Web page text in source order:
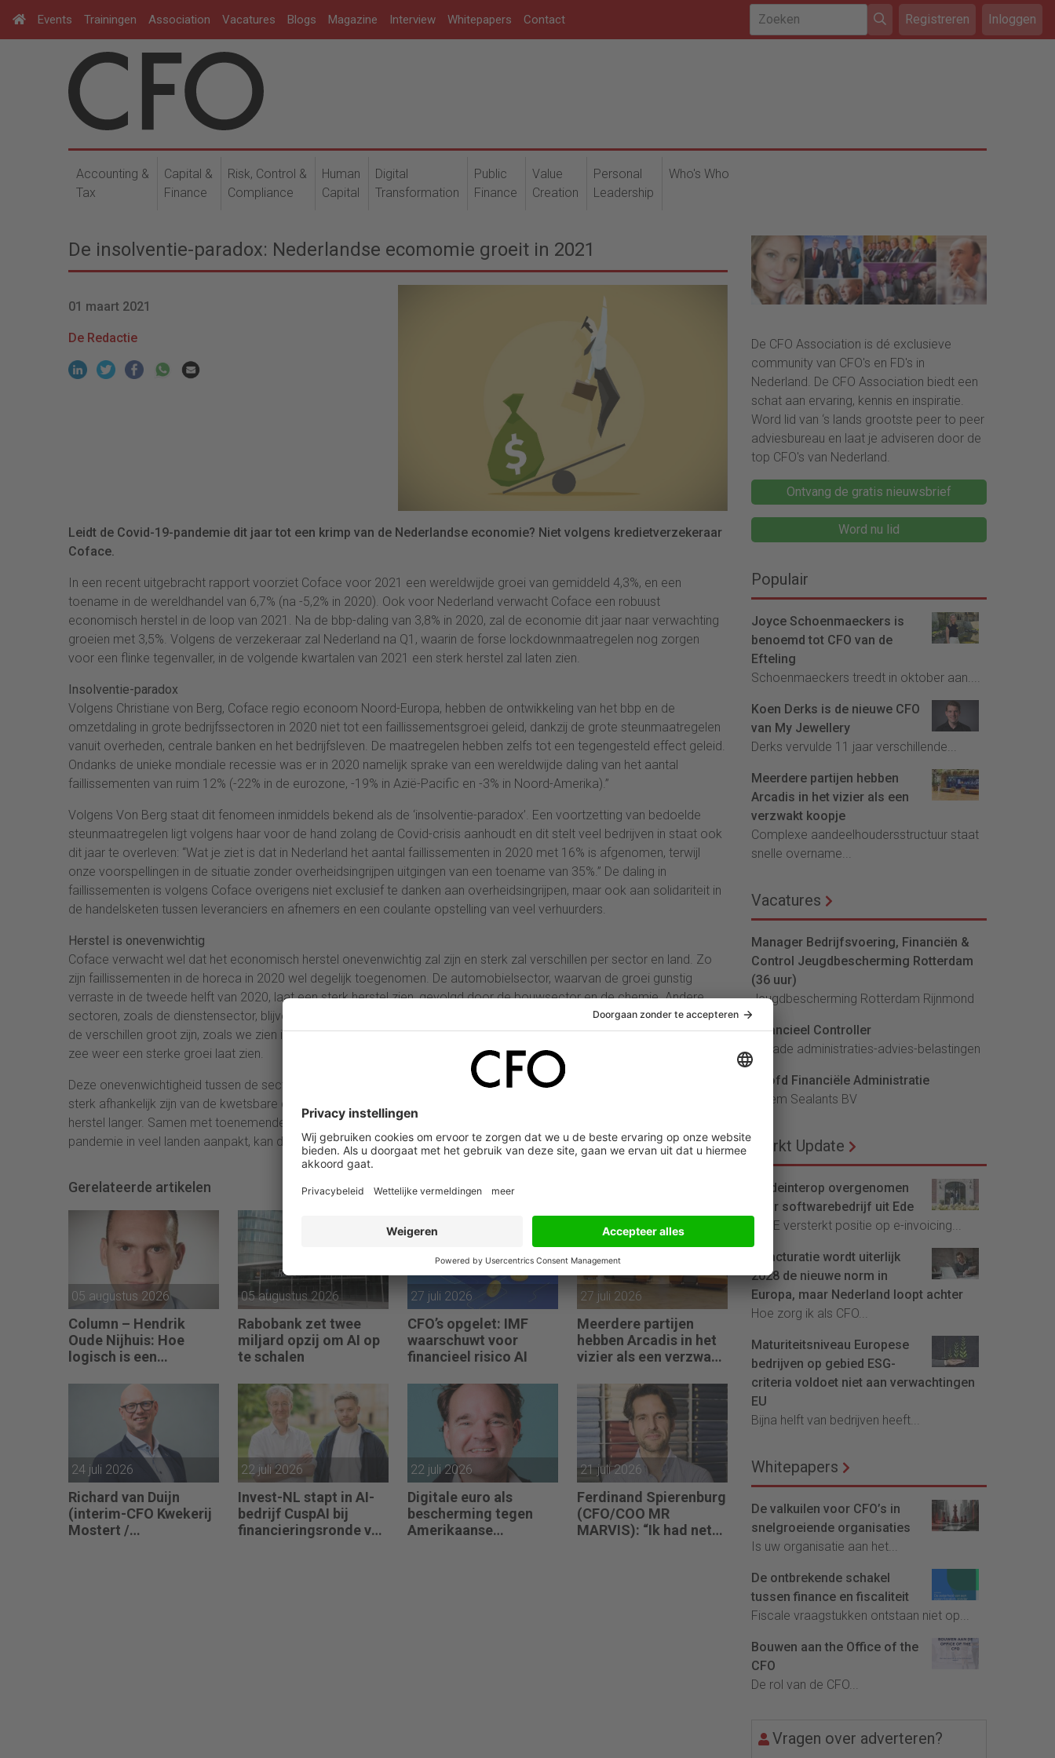
Events Trainingen Association Vacatures Blogs Magazine Interview Whitepapers Contact Registreren Inloggen
Accounting &
Tax
Capital &
Finance
Risk, Control &
Compliance
Human
Capital
Digital
Transformation
Public
Finance
Value
Creation
Personal
Leadership
Who's Who
De insolventie-paradox: Nederlandse ecomomie groeit in 2021
01 maart 2021
De Redactie
Leidt de Covid-19-pandemie dit jaar tot een krimp van de Nederlandse economie? Niet volgens kredietverzekeraar
Coface.
In een recent uitgebracht rapport voorziet Coface voor 2021 een wereldwijde groei van gemiddeld 4,3%, en een
toename in de wereldhandel van 6,7% (na -5,2% in 2020). Ook voor Nederland verwacht Coface een robuust
economisch herstel in de loop van 2021. Na de bbp-daling van 3,8% in 2020, zal de economie dit jaar naar verwachting
groeien met 3,5%. Volgens de verzekeraar zal Nederland na Q1, waarin de forse lockdownmaatregelen nog zorgen
voor een flinke tegenvaller, in de volgende kwartalen van 2021 een sterk herstel zal laten zien.
Insolventie-paradox
Volgens Christiane von Berg, Coface regio econoom Noord-Europa, hebben de ontwikkeling van het bbp en de
omzetdaling in grote bedrijfssectoren in 2020 niet tot een faillissementsgroei geleid, dankzij de grote steunmaatregelen
vanuit overheden, centrale banken en het bedrijfsleven. De maatregelen hebben zelfs tot een tegengesteld effect geleid.
Ondanks de unieke mondiale recessie was er in 2020 namelijk sprake van een wereldwijde daling van het aantal
faillissementen van ruim 12% (-22% in de eurozone, -19% in Azië-Pacific en -3% in Noord-Amerika).”
Volgens Von Berg staat dit fenomeen inmiddels bekend als de ‘insolventie-paradox’. Een voortzetting van bedoelde
steunmaatregelen ligt volgens haar voor de hand zolang de Covid-crisis aanhoudt en dit stelt veel bedrijven in staat ook
dit jaar te overleven: “Wat je ziet is dat in Nederland het aantal faillissementen in 2020 met 16% is afgenomen, terwijl
onze voorspellingen in de situatie zonder overheidsingrijpen uitgingen van een toename van 35%.” De daling in
faillissementen is volgens Coface overigens niet exclusief te danken aan overheidsingrijpen, maar ook aan solidariteit in
de handelsketen tussen leveranciers en afnemers en een coulante opstelling van veel verhuurders.
Herstel is onevenwichtig
Coface verwacht wel dat het economisch herstel onevenwichtig zal zijn en sterk zal verschillen per sector en land. Zo
zijn faillissementen in de horeca in 2020 wel degelijk toegenomen. De automobielsector, waarvan de groei gunstig
verraste in de tweede helft van 2020, laat een sterk herstel zien, gevolgd door de bouwsector en de chemie. Andere
sectoren, zoals de dienstensector, blijven gebukt gaan onder het Corona-virus. Maar ook binnen de sectoren zelf kunnen
de verschillen groot zijn, zoals we zien in de transportwereld: de luchtvaart die krimpt, terwijl het containervervoer over
zee weer een sterke groei laat zien.
Deze onevenwichtigheid tussen de sectoren ziet Coface ook doorwerken in het herstel per land. Vooral in landen die
sterk afhankelijk zijn van de kwetsbare diensten- of toeristensector, zoals Spanje en het Verenigd Koninkrijk, duurt het
herstel langer. Samen met toenemende ongelijkheid en publieke ontevredenheid over de manier waarop de overheid de
pandemie in veel landen aanpakt, kan dit op termijn gaan leiden tot protesten en geweld.
Gerelateerde artikelen
05 augustus 2026
Column – Hendrik
Oude Nijhuis: Hoe
logisch is een
eigenlijk?
05 augustus 2026
Rabobank zet twee
miljard opzij om AI op
te schalen
27 juli 2026
CFO’s opgelet: IMF
waarschuwt voor
financieel risico AI
27 juli 2026
Meerdere partijen
hebben Arcadis in het
vizier als een verzwakt
24 juli 2026
Richard van Duijn
(interim-CFO Kwekerij
Mostert /
22 juli 2026
Invest-NL stapt in AI-
bedrijf CuspAI bij
financieringsronde van
22 juli 2026
Digitale euro als
bescherming tegen
Amerikaanse
21 juli 2026
Ferdinand Spierenburg
(CFO/COO MR
MARVIS): “Ik had net
De CFO Association is dé exclusieve
community van CFO's en FD's in
Nederland. De CFO Association biedt een
schat aan ervaring, kennis en inspiratie.
Word lid van ‘s lands grootste peer to peer
adviesbureau en laat je adviseren door de
top CFO's van Nederland.
Ontvang de gratis nieuwsbrief
Word nu lid
Populair
Joyce Schoenmaeckers is
benoemd tot CFO van de
Efteling
Schoenmaeckers treedt in oktober aan....
Koen Derks is de nieuwe CFO
van My Jewellery
Derks vervulde 11 jaar verschillende...
Meerdere partijen hebben
Arcadis in het vizier als een
verzwakt koopje
Complexe aandeelhoudersstructuur staat
snelle overname...
Vacatures
Manager Bedrijfsvoering, Financiën &
Control Jeugdbescherming Rotterdam
(36 uur)
Jeugdbescherming Rotterdam Rijnmond
Financieel Controller
lArcade administraties-advies-belastingen
Hoofd Financiële Administratie
Bloem Sealants BV
Markt Update
Tradeinterop overgenomen
door softwarebedrijf uit Ede
4CEE versterkt positie op e-invoicing...
E-facturatie wordt uiterlijk
2028 de nieuwe norm in
Europa, maar Nederland loopt achter
Hoe zorg ik als CFO...
Maturiteitsniveau Europese
bedrijven op gebied ESG-
criteria voldoet niet aan verwachtingen
EU
Bijna helft van bedrijven heeft...
Whitepapers
De valkuilen voor CFO’s in
snelgroeiende organisaties
Is uw organisatie aan het...
De ontbrekende schakel
tussen finance en fiscaliteit
Fiscale vraagstukken ontstaan niet op...
Bouwen aan the Office of the
CFO
De rol van de CFO...
Vragen over adverteren?